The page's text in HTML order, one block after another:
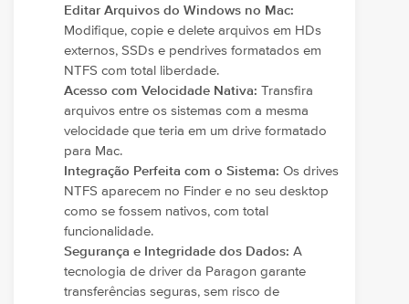
Editar Arquivos do Windows no Mac:
Modifique, copie e delete arquivos em HDs
externos, SSDs e pendrives formatados em
NTFS com total liberdade.
Acesso com Velocidade Nativa: Transfira
arquivos entre os sistemas com a mesma
velocidade que teria em um drive formatado
para Mac.
Integração Perfeita com o Sistema: Os drives
NTFS aparecem no Finder e no seu desktop
como se fossem nativos, com total
funcionalidade.
Segurança e Integridade dos Dados: A
tecnologia de driver da Paragon garante
transferências seguras, sem risco de